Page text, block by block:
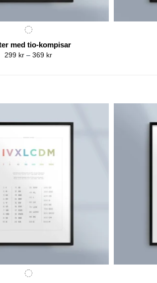
med tio-kompisar
299 kr – 369 krPrice